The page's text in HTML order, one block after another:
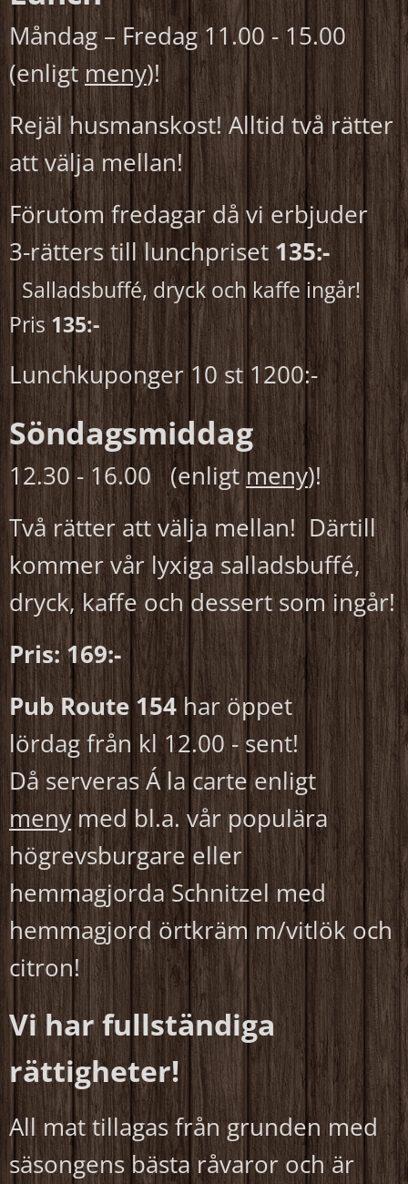
Måndag – Fredag 11.00 - 15.00
(enligt meny)!
Rejäl husmanskost! Alltid två rätter
att välja mellan!
Förutom fredagar då vi erbjuder
3-rätters till lunchpriset135:-
Salladsbuffé, dryck och kaffe ingår!
Pris135:-
Lunchkuponger 10 st 1200:-
Söndagsmiddag
12.30 - 16.00 (enligt meny)!
Två rätter att välja mellan! Därtill
kommer vår lyxiga salladsbuffé,
dryck, kaffe och dessert som ingår!
Pris: 169:-
Pub Route 154 har öppet
lördag från kl 12.00 - sent!
Då serveras Á la carte enligt
menymed bl.a. vår populära
högrevsburgare eller
hemmagjorda Schnitzel med
hemmagjord örtkräm m/vitlök och
citron!
Vi har fullständiga
rättigheter!
All mat tillagas från grunden med
säsongens bästa råvaror och är